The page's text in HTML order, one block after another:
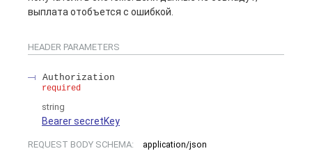
выплата отобъется с ошибкой.
HEADER PARAMETERS
Authorization
required
string
Bearer secretKey
REQUEST BODY SCHEMA: application/json